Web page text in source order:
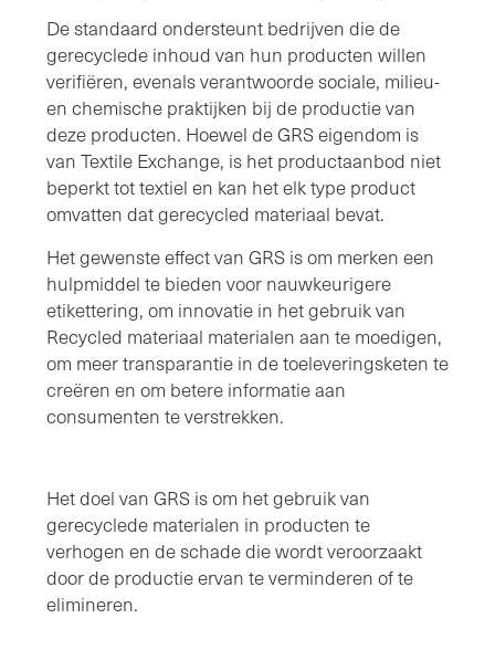
De standaard ondersteunt bedrijven die de
gerecyclede inhoud van hun producten willen
verifiëren, evenals verantwoorde sociale, milieu-
en chemische praktijken bij de productie van
deze producten. Hoewel de GRS eigendom is
van Textile Exchange, is het productaanbod niet
beperkt tot textiel en kan het elk type product
omvatten dat gerecycled materiaal bevat.
Het gewenste effect van GRS is om merken een
hulpmiddel te bieden voor nauwkeurigere
etikettering, om innovatie in het gebruik van
Recycled materiaal materialen aan te moedigen,
om meer transparantie in de toeleveringsketen te
creëren en om betere informatie aan
consumenten te verstrekken.
Het doel van GRS is om het gebruik van
gerecyclede materialen in producten te
verhogen en de schade die wordt veroorzaakt
door de productie ervan te verminderen of te
elimineren.